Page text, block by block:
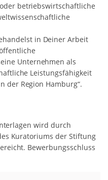
betriebswirtschaftliche
in Deiner Arbeit
Unternehmen als
Leistungsfähigkeit
der Region Hamburg“.
wird durch
Kuratoriums der Stiftung
Bewerbungsschluss